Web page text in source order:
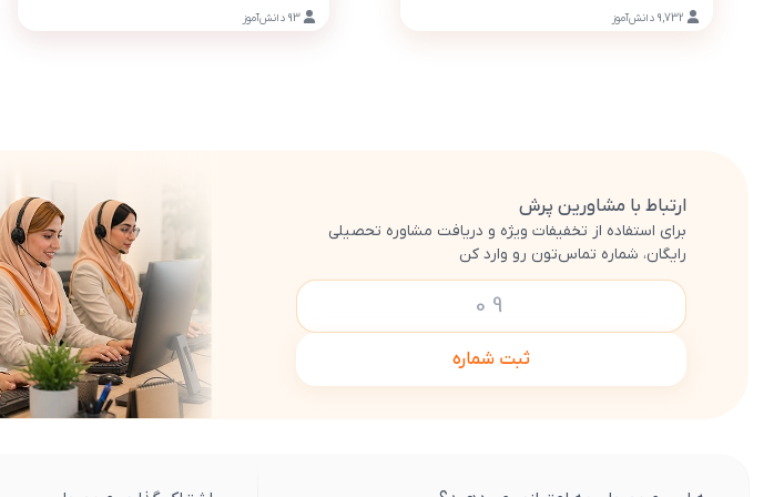
9,732 دانش‌آموز 93 دانش‌آموز
ارتباط با مشاورین پرش
برای استفاده از تخفیفات ویژه و دریافت مشاوره تحصیلی
رایگان، شماره تماس‌تون رو وارد کن
ثبت شماره